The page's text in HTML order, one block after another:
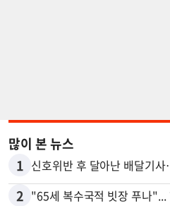
많이 본 뉴스
1
2